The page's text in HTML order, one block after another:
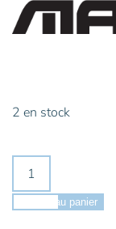
2 en stock
quantité
MAGPUL
Ajouter au panier